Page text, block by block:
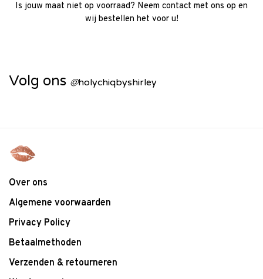
Is jouw maat niet op voorraad? Neem contact met ons op en
wij bestellen het voor u!
Volg ons @holychiqbyshirley
Over ons
Algemene voorwaarden
Privacy Policy
Betaalmethoden
Verzenden & retourneren